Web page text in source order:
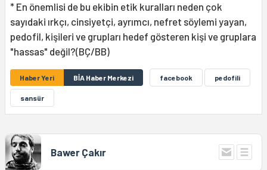
* En önemlisi de bu ekibin etik kuralları neden çok
sayıdaki ırkçı, cinsiyetçi, ayrımcı, nefret söylemi yayan,
pedofil, kişileri ve grupları hedef gösteren kişi ve gruplara
"hassas" değil?(BÇ/BB)
Haber Yeri BİA Haber Merkezi facebook pedofili
sansür
Bawer Çakır